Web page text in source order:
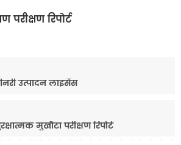
परीक्षण रिपोर्ट
उत्पादन लाइसेंस
मुखौटा परीक्षण रिपोर्ट